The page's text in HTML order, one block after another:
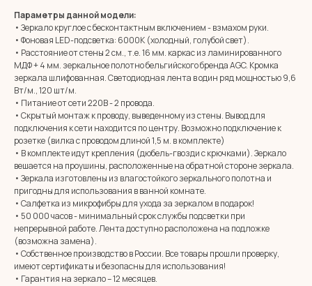
Параметры данной модели:
• Зеркало круглое с бесконтактным включением - взмахом руки.
• Фоновая LED-подсветка: 6000К (холодный, голубой свет).
• Расстояние от стены 2 см., т.е. 16 мм. каркас из ламинированного
МДФ + 4 мм. зеркальное полотно бельгийского бренда AGC. Кромка
зеркала шлифованная. Светодиодная лента в один ряд мощностью 9,6
Вт/м., 120 шт/м.
• Питание от сети 220В - 2 провода.
• Скрытый монтаж к проводу, выведенному из стены. Вывод для
подключения к сети находится по центру. Возможно подключение к
розетке (вилка с проводом длиной 1,5 м. в комплекте)
• В комплекте идут крепления (дюбель-гвозди с крючками). Зеркало
вешается на проушины, расположенные на обратной стороне зеркала.
• Зеркала изготовлены из влагостойкого зеркального полотна и
пригодны для использования в ванной комнате.
• Салфетка из микрофибры для ухода за зеркалом в подарок!
• 50 000 часов - минимальный срок службы подсветки при
непрерывной работе. Лента доступно расположена на подложке
(возможна замена).
• Собственное производство в России. Все товары прошли проверку,
имеют сертификаты и безопасны для использования!
• Гарантия на зеркало – 12 месяцев.
MIRROR ROOM
+7 (961) 595-72-73
E-mail:
Адрес: 350037, г. Краснодар,
х. им. Ленина, ДНТ Виктория,
zerkala@ksk23.ru